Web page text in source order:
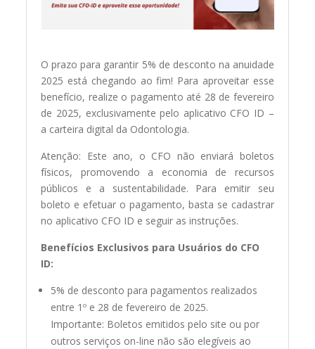
O prazo para garantir 5% de desconto na anuidade
2025 está chegando ao fim! Para aproveitar esse
benefício, realize o pagamento até 28 de fevereiro
de 2025, exclusivamente pelo aplicativo CFO ID –
a carteira digital da Odontologia.
Atenção: Este ano, o CFO não enviará boletos
físicos, promovendo a economia de recursos
públicos e a sustentabilidade. Para emitir seu
boleto e efetuar o pagamento, basta se cadastrar
no aplicativo CFO ID e seguir as instruções.
Benefícios Exclusivos para Usuários do CFO
ID:
5% de desconto para pagamentos realizados
entre 1º e 28 de fevereiro de 2025.
Importante: Boletos emitidos pelo site ou por
outros serviços on-line não são elegíveis ao